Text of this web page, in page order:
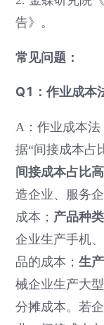
告》。
常见问题：
Q1：作业成本
A：作业成本法
据“间接成本占
间接成本占比高
造企业、服务
成本； 产品种
企业生产手机
品的成本；生
械企业生产大
分摊成本。若